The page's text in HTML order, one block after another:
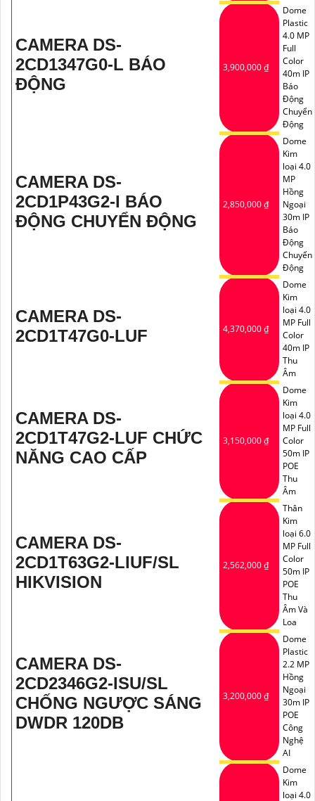
CAMERA DS-
2CD1347G0-L BÁO
ĐỘNG
3,900,000 ₫
Dome
Plastic
4.0 MP
Full
Color
40m IP
Báo
Động
Chuyển
Động
CAMERA DS-
2CD1P43G2-I BÁO
ĐỘNG CHUYỂN ĐỘNG
2,850,000 ₫
Dome
Kim
loại 4.0
MP
Hồng
Ngoại
30m IP
Báo
Động
Chuyển
Động
CAMERA DS-
2CD1T47G0-LUF
4,370,000 ₫
Dome
Kim
loại 4.0
MP Full
Color
40m IP
Thu
Âm
CAMERA DS-
2CD1T47G2-LUF CHỨC
NĂNG CAO CẤP
3,150,000 ₫
Dome
Kim
loại 4.0
MP Full
Color
50m IP
POE
Thu
Âm
CAMERA DS-
2CD1T63G2-LIUF/SL
HIKVISION
2,562,000 ₫
Thân
Kim
loại 6.0
MP Full
Color
50m IP
POE
Thu
Âm Và
Loa
CAMERA DS-
2CD2346G2-ISU/SL
CHỐNG NGƯỢC SÁNG
DWDR 120DB
3,200,000 ₫
Dome
Plastic
2.2 MP
Hồng
Ngoại
30m IP
POE
Công
Nghệ
AI
Dome
Kim
loại 4.0